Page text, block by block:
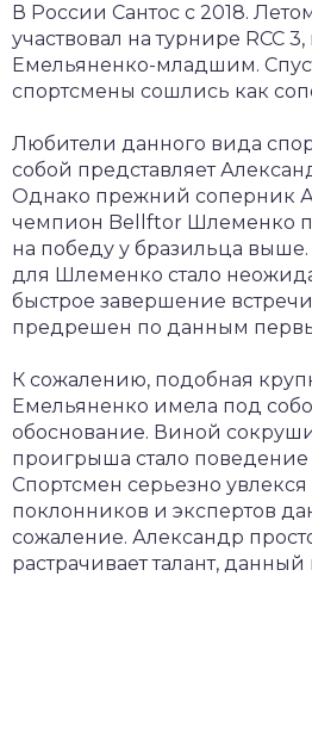
В России Сантос с 2018.
участвовал на турнире RCC
Емельяненко-младшим.
спортсмены сошлись как
Любители данного вида
собой представляет
Однако прежний соперник
чемпион Bellftor Шлеменко
на победу у бразильца
для Шлеменко стало
быстрое завершение
предрешен по данным
К сожалению, подобная
Емельяненко имела под
обоснование. Виной
проигрыша стало поведение
Спортсмен серьезно
поклонников и экспертов
сожаление. Александр
растрачивает талант,